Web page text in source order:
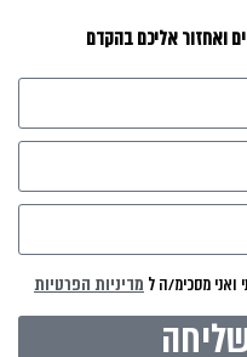
ואחזור אליכם בהקדם
ואני מסכימ/ה למדיניות הפרטיות